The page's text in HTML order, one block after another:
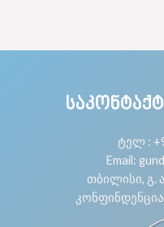
ტელ :
Email:
თბილისი, გ.